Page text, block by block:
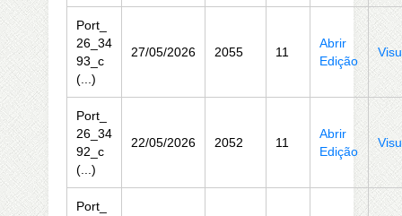
Port_
26_34
93_c
(...)
27/05/2026 2055 11
Abrir
Edição
Port_
26_34
92_c
(...)
22/05/2026 2052 11
Abrir
Edição
Port_